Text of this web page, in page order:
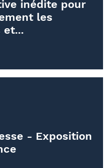
inédite pour
les
et...
- Exposition